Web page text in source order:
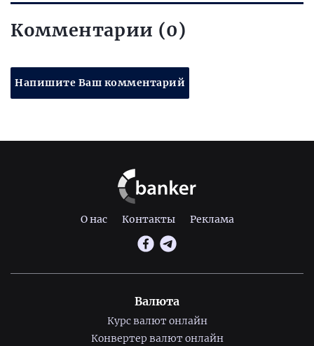
Комментарии (0)
Напишите Ваш комментарий
О нас Контакты Реклама
Валюта
Курс валют онлайн
Конвертер валют онлайн